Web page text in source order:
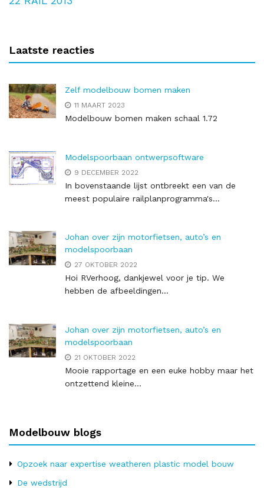
Laatste reacties
Zelf modelbouw bomen maken
11 MAART 2023
Modelbouw bomen maken schaal 1.72
Modelspoorbaan ontwerpsoftware
9 DECEMBER 2022
In bovenstaande lijst ontbreekt een van de
meest populaire railplanprogramma's...
Johan over zijn motorfietsen, auto’s en
modelspoorbaan
27 OKTOBER 2022
Hoi RVerhoog, dankjewel voor je tip. We
hebben de afbeeldingen...
Johan over zijn motorfietsen, auto’s en
modelspoorbaan
21 OKTOBER 2022
Mooie rapportage en een euke hobby maar het
ontzettend kleine...
Modelbouw blogs
Opzoek naar expertise weatheren plastic model bouw
De wedstrijd